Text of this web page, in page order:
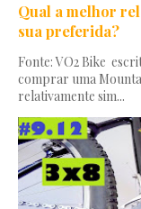
Qual a melhor
sua preferida?
Fonte: VO2 Bike
comprar uma
relativamente sim...